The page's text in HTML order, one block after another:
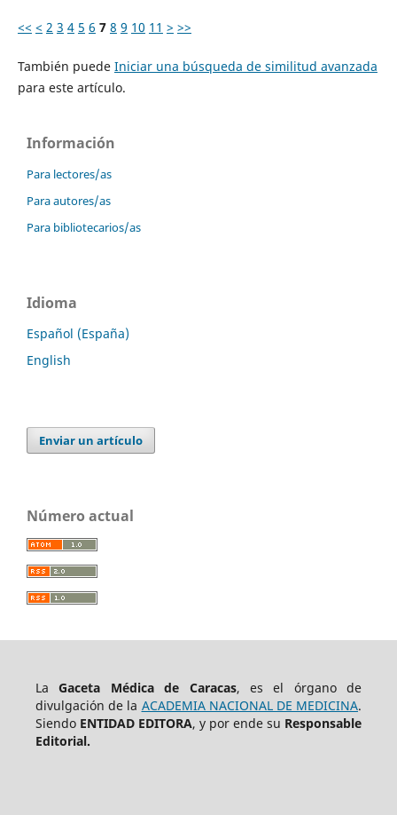
<< < 2 3 4 5 6 7 8 9 10 11 > >>
También puede Iniciar una búsqueda de similitud avanzada
para este artículo.
Información
Para lectores/as
Para autores/as
Para bibliotecarios/as
Idioma
Español (España)
English
Enviar un artículo
Número actual
LaGaceta Médica de Caracas, es el órgano de
divulgación de la ACADEMIA NACIONAL DE MEDICINA.
Siendo ENTIDAD EDITORA, y por ende su Responsable
Editorial.